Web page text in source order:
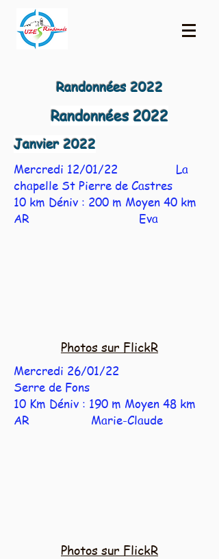
Randonnées 2022
Randonnées 2022
Janvier 2022
Mercredi 12/01/22 La
chapelle St Pierre de Castres
10 km Déniv : 200 m Moyen 40 km
AR Eva
Photos sur FlickR
Mercredi 26/01/22
Serre de Fons
10 Km Déniv : 190 m Moyen 48 km
AR Marie-Claude
Photos sur FlickR